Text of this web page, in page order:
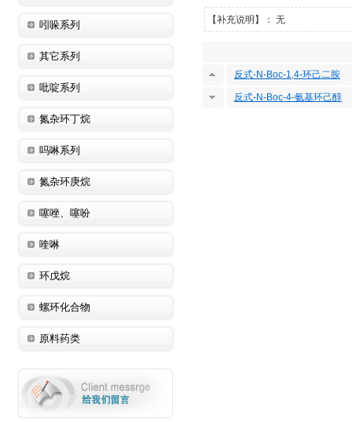
吲哚系列
其它系列
吡啶系列
氮杂环丁烷
吗啉系列
氮杂环庚烷
噻唑、噻吩
喹啉
环戊烷
螺环化合物
原料药类
【补充说明】： 无
反式-N-Boc-1,4-环己二胺
反式-N-Boc-4-氨基环己醇